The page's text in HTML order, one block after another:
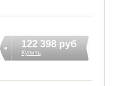
122 398 руб
Купить